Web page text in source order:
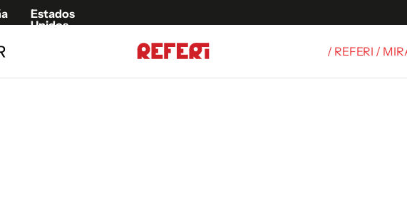
Estados
Unidos
/ REFERI /